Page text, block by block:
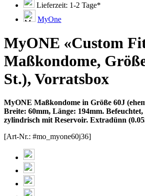
Lieferzeit: 1-2 Tage*
MyOne
MyONE «Custom
Maßkondome,
St.), Vorratsbox
MyONE Maßkondome in Größe 60J
Breite: 60mm, Länge: 194mm.
zylindrisch mit Reservoir. Extradünn
[Art-Nr.: #mo_myone60j36]